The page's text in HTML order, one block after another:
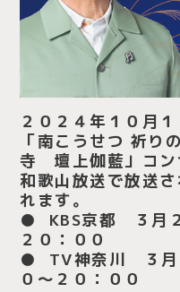
２０２４年１０月
「南こうせつ 祈り
寺 壇上伽藍」コン
和歌山放送で放送
れます。
● KBS京都 ３月２
２０：００
● TV神奈川 ３月
０〜２０：００